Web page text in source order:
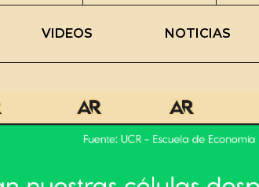
VIDEOS NOTICIAS